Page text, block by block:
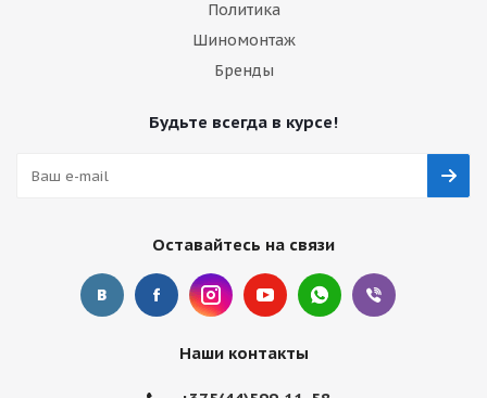
Политика
Шиномонтаж
Бренды
Будьте всегда в курсе!
Оставайтесь на связи
Наши контакты